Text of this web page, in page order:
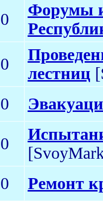
0
Форумы
0
лестниц
0
0
0 Ремонт